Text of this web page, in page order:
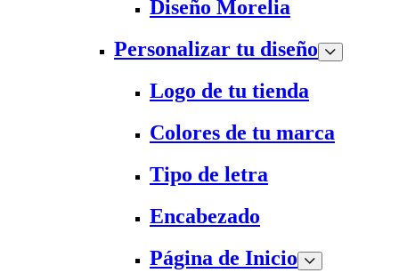
Diseño Morelia
Personalizar tu diseño
Logo de tu tienda
Colores de tu marca
Tipo de letra
Encabezado
Página de Inicio